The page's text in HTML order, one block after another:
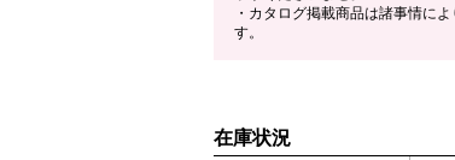
・カタログ掲載商品は諸事情に
す。
在庫状況